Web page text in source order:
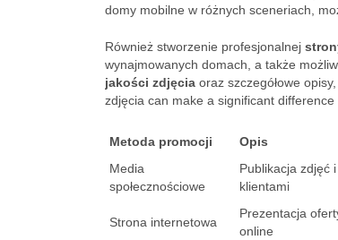
domy mobilne w różnych sceneriach,
Również stworzenie profesjonalnej
wynajmowanych domach, a także
jakości zdjęcia oraz szczegółowe
zdjęcia can make a significant difference
Metoda promocji Opis
Media
społecznościowe
Publikacja zdjęć
klientami
Strona internetowa
Prezentacja
online